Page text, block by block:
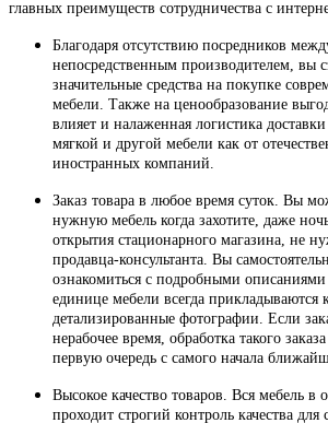
главных преимуществ сотрудничества с
Благодаря отсутствию посредников
непосредственным производителем, вы
значительные средства на покупке
мебели. Также на ценообразование
влияет и налаженная логистика
мягкой и другой мебели как от
иностранных компаний.
Заказ товара в любое время суток. Вы
нужную мебель когда захотите, даже
открытия стационарного магазина, не
продавца-консультанта. Вы
ознакомиться с подробными
единице мебели всегда прикладываются
детализированные фотографии. Если
нерабочее время, обработка такого
первую очередь с самого начала
Высокое качество товаров. Вся мебель в
проходит строгий контроль качества для